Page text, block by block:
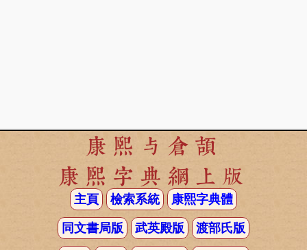
康熙与倉頡
康熙字典網上版
主頁 檢索系統 康熙字典體
同文書局版 武英殿版 渡部氏版